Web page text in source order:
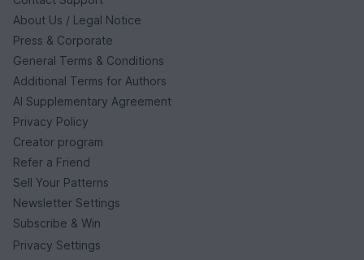
About Us / Legal Notice
Press & Corporate
General Terms & Conditions
Additional Terms for Authors
AI Supplementary Agreement
Privacy Policy
Creator program
Refer a Friend
Sell Your Patterns
Newsletter Settings
Subscribe & Win
Privacy Settings